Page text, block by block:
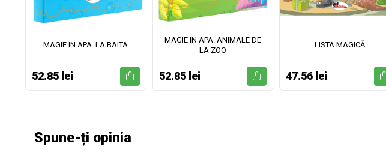
MAGIE IN APA. LA BAITA
52.85 lei
MAGIE IN APA. ANIMALE DE
LA ZOO
52.85 lei
LISTA MAGICĂ
47.56 lei
Spune-ți opinia